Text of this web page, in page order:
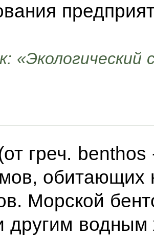
«Экологический
греч. benthos
обитающих
Морской
другим водным